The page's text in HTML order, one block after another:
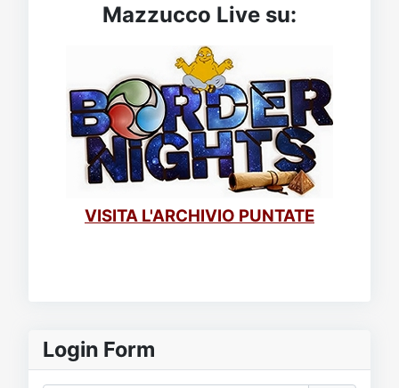
Login Form
Mazzucco Live su:
VISITA L'ARCHIVIO PUNTATE